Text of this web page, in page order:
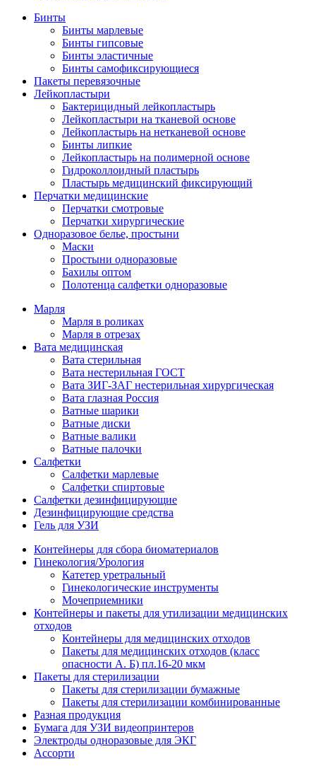
Бинты
Бинты марлевые
Бинты гипсовые
Бинты эластичные
Бинты самофиксирующиеся
Пакеты перевязочные
Лейкопластыри
Бактерицидный лейкопластырь
Лейкопластыри на тканевой основе
Лейкопластырь на нетканевой основе
Бинты липкие
Лейкопластырь на полимерной основе
Гидроколлоидный пластырь
Пластырь медицинский фиксирующий
Перчатки медицинские
Перчатки смотровые
Перчатки хирургические
Одноразовое белье, простыни
Маски
Простыни одноразовые
Бахилы оптом
Полотенца салфетки одноразовые
Марля
Марля в роликах
Марля в отрезах
Вата медицинская
Вата стерильная
Вата нестерильная ГОСТ
Вата ЗИГ-ЗАГ нестерильная хирургическая
Вата глазная Россия
Ватные шарики
Ватные диски
Ватные валики
Ватные палочки
Салфетки
Салфетки марлевые
Салфетки спиртовые
Салфетки дезинфицирующие
Дезинфицирующие средства
Гель для УЗИ
Контейнеры для сбора биоматериалов
Гинекология/Урология
Катетер уретральный
Гинекологические инструменты
Мочеприемники
Контейнеры и пакеты для утилизации медицинских
отходов
Контейнеры для медицинских отходов
Пакеты для медицинских отходов (класс
опасности А. Б) пл.16-20 мкм
Пакеты для стерилизации
Пакеты для стерилизации бумажные
Пакеты для стерилизации комбинированные
Разная продукция
Бумага для УЗИ видеопринтеров
Электроды одноразовые для ЭКГ
Ассорти